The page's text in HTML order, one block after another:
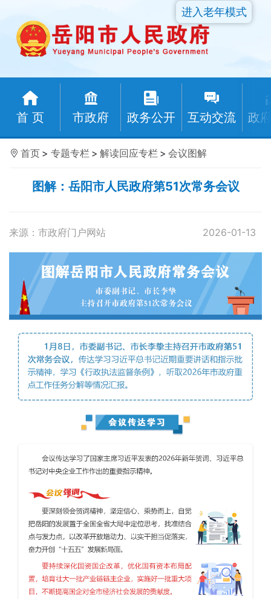
首 页 市政府 政务公开 互动交流 政
进入老年模式
首页 > 专题专栏 > 解读回应专栏 > 会议图解
图解：岳阳市人民政府第51次常务会议
来源：市政府门户网站 2026-01-13